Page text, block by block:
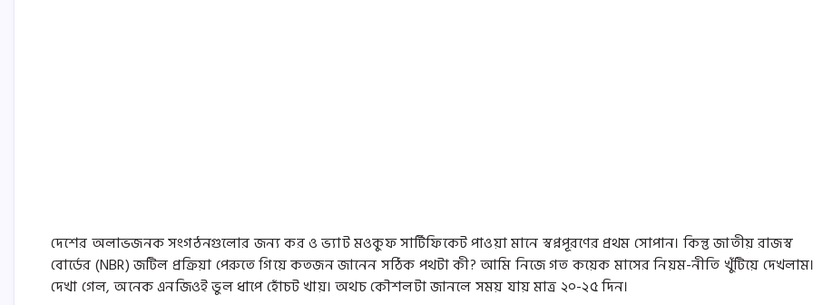
দেশের অলাভজনক সংগঠনগুলোর জন্য কর ও ভ্যাট মওকুফ সার্টিফিকেট পাওয়া মানে স্বপ্নপূরণের প্রথম সোপান। কিন্তু জাতীয় রাজস্ব
বোর্ডের (NBR) জটিল প্রক্রিয়া পেরুতে গিয়ে কতজন জানেন সঠিক পথটা কী? আমি নিজে গত কয়েক মাসের নিয়ম-নীতি খুঁটিয়ে
দেখা গেল, অনেক এনজিওই ভুল ধাপে হোঁচট খায়। অথচ কৌশলটা জানলে সময় যায় মাত্র ২০-২৫ দিন।